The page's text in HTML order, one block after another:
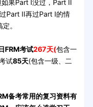
果Part I没过，Part II
Part II再过Part I的情
。
考试267天(包含一
试85天(包含一级、二
备考常用的复习资料有